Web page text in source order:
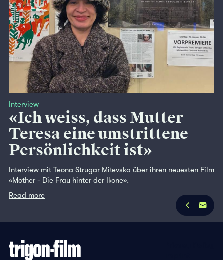
Interview
«Ich weiss, dass Mutter
Teresa eine umstrittene
Persönlichkeit ist»
Interview mit Teona Strugar Mitevska über ihren neuesten Film
«Mother - Die Frau hinter der Ikone».
Read more